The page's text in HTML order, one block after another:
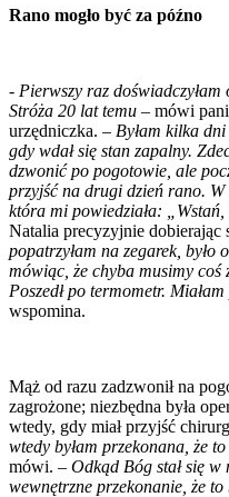
Rano mogło być za późno
- Pierwszy raz
Stróża 20 lat temu – mówi
urzędniczka. – Byłam kilka
gdy wdał się stan zapalny.
dzwonić po pogotowie, ale
przyjść na drugi dzień rano. W
która mi powiedziała: „Wstań,
Natalia precyzyjnie dobierając
popatrzyłam na zegarek, było
mówiąc, że chyba musimy coś
Poszedł po termometr.
wspomina.
Mąż od razu zadzwonił na
zagrożone; niezbędna była
wtedy, gdy miał przyjść
wtedy byłam przekonana, że
mówi. – Odkąd Bóg stał się w
wewnętrzne przekonanie, że to